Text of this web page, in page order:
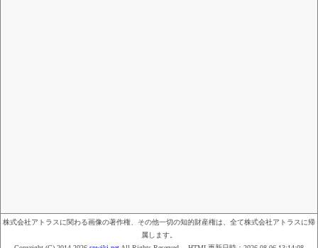
株式会社アトラスに関わる画像の著作権、その他一切の知的財産権は、全て株式会社アトラスに帰
属します。